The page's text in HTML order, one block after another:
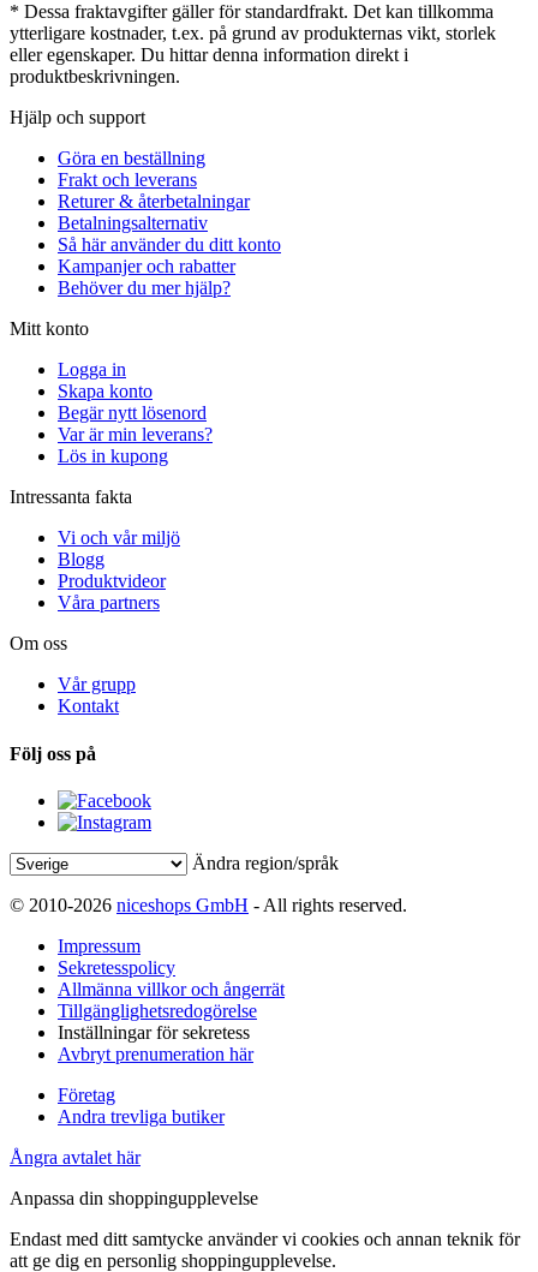
* Dessa fraktavgifter gäller för standardfrakt. Det kan tillkomma
ytterligare kostnader, t.ex. på grund av produkternas vikt, storlek
eller egenskaper. Du hittar denna information direkt i
produktbeskrivningen.
Hjälp och support
Göra en beställning
Frakt och leverans
Returer & återbetalningar
Betalningsalternativ
Så här använder du ditt konto
Kampanjer och rabatter
Behöver du mer hjälp?
Mitt konto
Logga in
Skapa konto
Begär nytt lösenord
Var är min leverans?
Lös in kupong
Intressanta fakta
Vi och vår miljö
Blogg
Produktvideor
Våra partners
Om oss
Vår grupp
Kontakt
Följ oss på
Ändra region/språk
© 2010-2026 niceshops GmbH - All rights reserved.
Impressum
Sekretesspolicy
Allmänna villkor och ångerrät
Tillgänglighetsredogörelse
Inställningar för sekretess
Avbryt prenumeration här
Företag
Andra trevliga butiker
Ångra avtalet här
Anpassa din shoppingupplevelse
Endast med ditt samtycke använder vi cookies och annan teknik för
att ge dig en personlig shoppingupplevelse.